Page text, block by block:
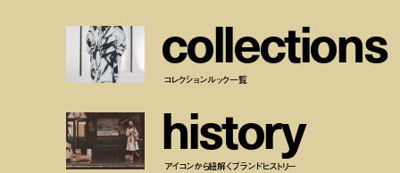
collections
コレクションルック一覧
history
アイコンから紐解くブランドヒストリー